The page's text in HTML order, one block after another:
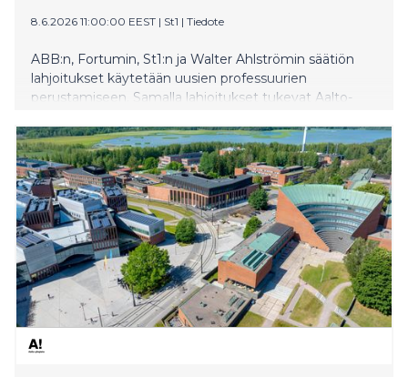
8.6.2026 11:00:00 EEST | St1 | Tiedote
ABB:n, Fortumin, St1:n ja Walter Ahlströmin säätiön
lahjoitukset käytetään uusien professuurien
perustamiseen. Samalla lahjoitukset tukevat Aalto-
perustamista.